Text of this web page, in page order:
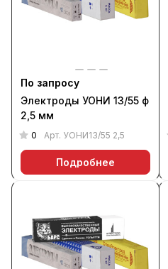
По запросу
Электроды УОНИ 13/55 ф
2,5 мм
0 Арт. УОНИ13/55 2,5
Подробнее